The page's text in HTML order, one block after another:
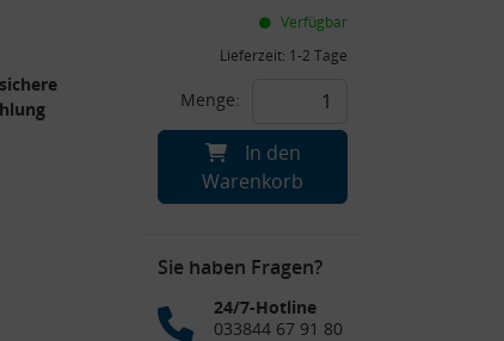
sichere
Verfügbar
Lieferzeit: 1-2 Tage
Menge:
In den
Warenkorb
Sie haben Fragen?
24/7-Hotline
033844 67 91 80